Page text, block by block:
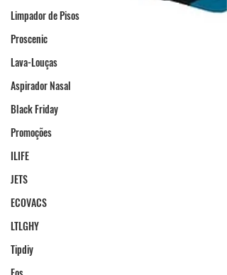
Limpador de Pisos
Proscenic
Lava-Louças
Aspirador Nasal
Black Friday
Promoções
ILIFE
JETS
ECOVACS
LTLGHY
Tipdiy